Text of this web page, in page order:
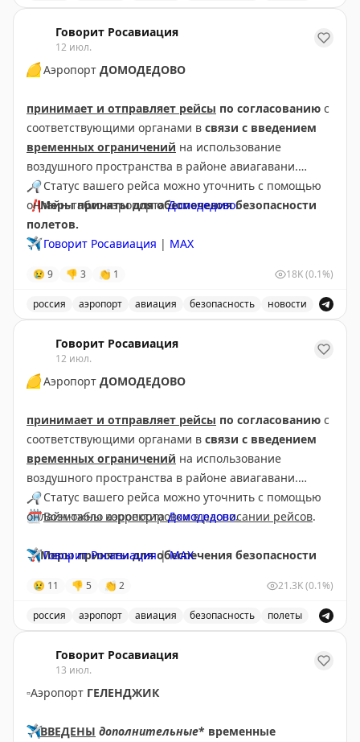
Говорит Росавиация
12 июл.
🟡Аэропорт ДОМОДЕДОВО
принимает и отправляет рейсы по согласованию с
соответствующими органами в связи с введением
временных ограничений на использование
воздушного пространства в районе авиагавани.
❗️Меры приняты для обеспечения безопасности
полетов.
🔎Статус вашего рейса можно уточнить с помощью
онлайн-табло аэропортаДомодедово.
✈️ Говорит Росавиация | МАХ
😢 9 👎 3 👏 1 18K(0.1%)
россия аэропорт авиация безопасность новости
Говорит Росавиация
12 июл.
🟡Аэропорт ДОМОДЕДОВО
принимает и отправляет рейсы по согласованию с
соответствующими органами в связи с введением
временных ограничений на использование
воздушного пространства в районе авиагавани.
🗓 Возможны корректировки в расписании рейсов.
❗️Меры приняты для обеспечения безопасности
🔎Статус вашего рейса можно уточнить с помощью
онлайн-табло аэропортаДомодедово.
✈️ Говорит Росавиация|МАХ
😢 11 👎 5 👏 2 21.3K(0.1%)
россия аэропорт авиация безопасность полеты
Говорит Росавиация
13 июл.
▫️Аэропорт ГЕЛЕНДЖИК
✈️ВВЕДЕНЫ дополнительные* временные